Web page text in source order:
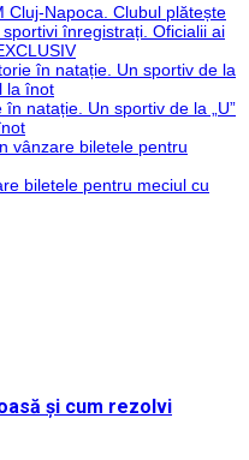
Cluj-Napoca. Clubul plătește
înregistrați. Oficialii ai
în natație. Un sportiv de la
la înot
natație. Un sportiv de la „U”
vânzare biletele pentru
biletele pentru meciul cu
și cum rezolvi